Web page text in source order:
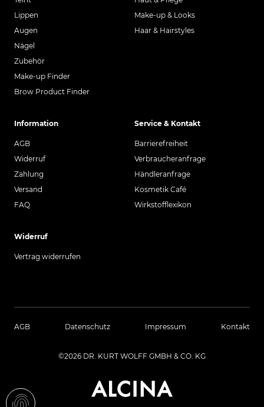
Lippen
Augen
Nägel
Zubehör
Make-up Finder
Brow Product Finder
Make-up & Looks
Haar & Hairstyles
Information
AGB
Widerruf
Zahlung
Versand
FAQ
Service & Kontakt
Barrierefreiheit
Verbraucheranfrage
Händleranfrage
Kosmetik Café
Wirkstofflexikon
Widerruf
Vertrag widerrufen
AGB Datenschutz Impressum Kontakt
©2026 DR. KURT WOLFF GMBH & CO. KG